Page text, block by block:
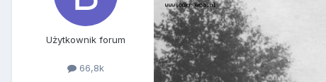
Użytkownik forum
66,8k